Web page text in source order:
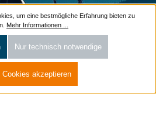
um eine bestmögliche Erfahrung bieten zu
Mehr Informationen ...
Nur technisch notwendige
Cookies akzeptieren